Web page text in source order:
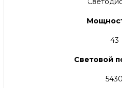
43
Световой
5430